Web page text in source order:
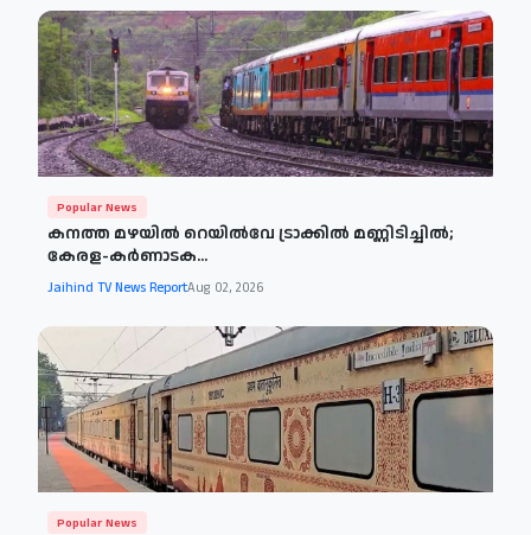
Popular News
കനത്ത മഴയിൽ റെയിൽവേ ട്രാക്കിൽ മണ്ണിടിച്ചിൽ;
കേരള-കർണാടക...
Jaihind TV News ReportAug 02, 2026
Popular News